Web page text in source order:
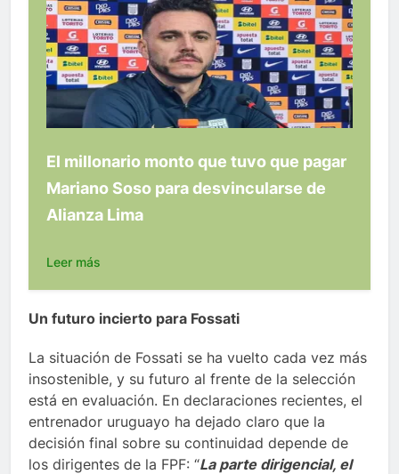
El millonario monto que tuvo que pagar
Mariano Soso para desvincularse de
Alianza Lima
Leer más
Un futuro incierto para Fossati
La situación de Fossati se ha vuelto cada vez más
insostenible, y su futuro al frente de la selección
está en evaluación. En declaraciones recientes, el
entrenador uruguayo ha dejado claro que la
decisión final sobre su continuidad depende de
los dirigentes de la FPF: “La parte dirigencial, el